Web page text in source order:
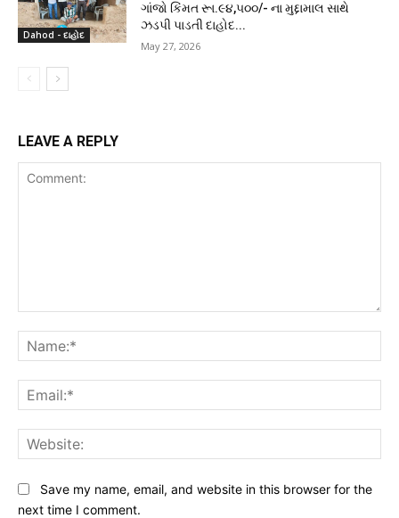
Dahod - દાહોદ
ગાંજો કિંમત રૂા.૯૪,૫૦૦/- ના મુદ્દામાલ સાથે
ઝડપી પાડતી દાહોદ...
May 27, 2026
LEAVE A REPLY
Save my name, email, and website in this browser for the
next time I comment.